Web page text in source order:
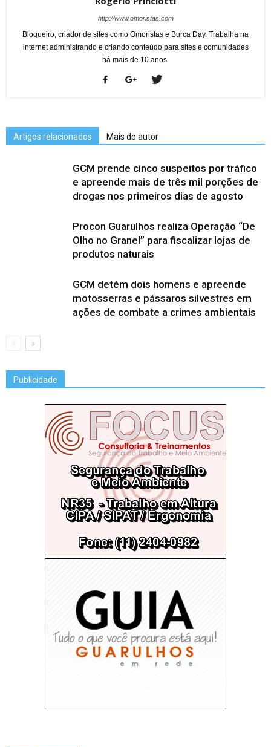
http://www.omoristas.com
Blogueiro, criador de sites como Omoristas e Burca Day. Trabalha na
internet administrando e criando conteúdo para sites e comunidades
há mais de 10 anos.
Artigos relacionados Mais do autor
GCM prende cinco suspeitos por tráfico
e apreende mais de três mil porções de
drogas nos primeiros dias de agosto
Procon Guarulhos realiza Operação “De
Olho no Granel” para fiscalizar lojas de
produtos naturais
GCM detém dois homens e apreende
motosserras e pássaros silvestres em
ações de combate a crimes ambientais
Publicidade